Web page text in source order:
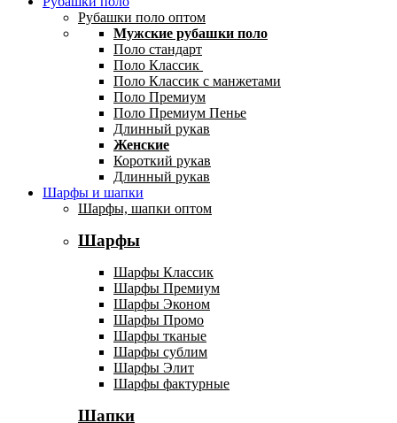
Рубашки поло оптом
Мужские рубашки поло
Поло стандарт
Поло Классик
Поло Классик с манжетами
Поло Премиум
Поло Премиум Пенье
Длинный рукав
Женские
Короткий рукав
Длинный рукав
Шарфы и шапки
Шарфы, шапки оптом
Шарфы
Шарфы Классик
Шарфы Премиум
Шарфы Эконом
Шарфы Промо
Шарфы тканые
Шарфы сублим
Шарфы Элит
Шарфы фактурные
Шапки